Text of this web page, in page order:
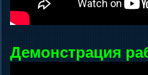
Демонстрация